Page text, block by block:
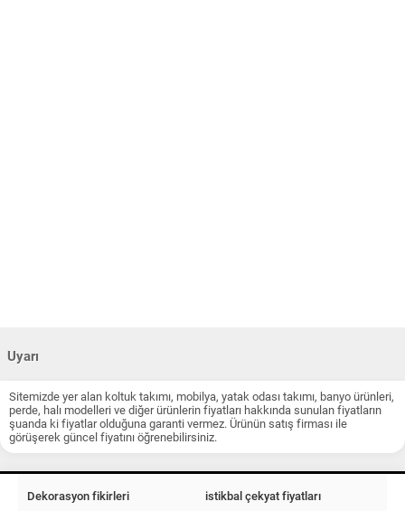
Uyarı
Sitemizde yer alan koltuk takımı, mobilya, yatak odası takımı, banyo ürünleri,
perde, halı modelleri ve diğer ürünlerin fiyatları hakkında sunulan fiyatların
şuanda ki fiyatlar olduğuna garanti vermez. Ürünün satış firması ile
görüşerek güncel fiyatını öğrenebilirsiniz.
Dekorasyon fikirleri istikbal çekyat fiyatları